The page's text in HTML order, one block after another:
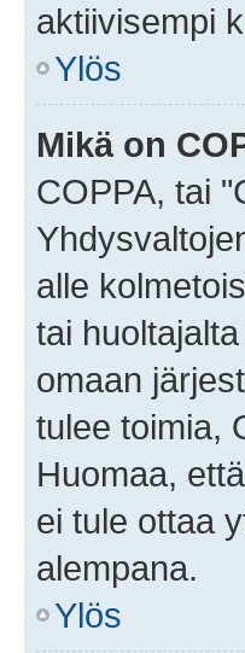
aktiivisempi
Ylös
Mikä on
COPPA, tai
alle
tai
omaan
tulee toimia,
Huomaa,
ei tule ottaa
alempana.
Ylös